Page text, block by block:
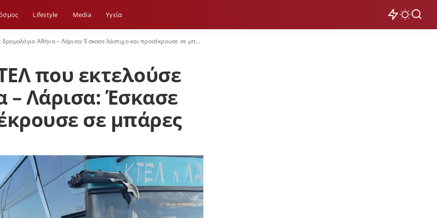
Lifestyle Media Yγεία
Αθήνα – Λάρισα: Έσκασε λάστιχο και προσέκρουσε σε μπάρες
που εκτελούσε
– Λάρισα: Έσκασε
σε μπάρες